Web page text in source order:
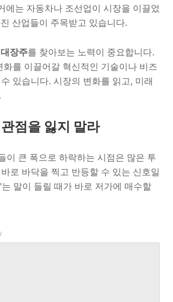
에는 자동차나 조선업이 시장을 이끌었
산업들이 주목받고 있습니다.
장주를 찾아보는 노력이 중요합니다.
를 이끌어갈 혁신적인 기술이나 비즈
있습니다. 시장의 변화를 읽고, 미래
점을 잃지 말라
이 큰 폭으로 하락하는 시점은 많은 투
로 바닥을 찍고 반등할 수 있는 신호일
말이 들릴 때가 바로 저가에 매수할